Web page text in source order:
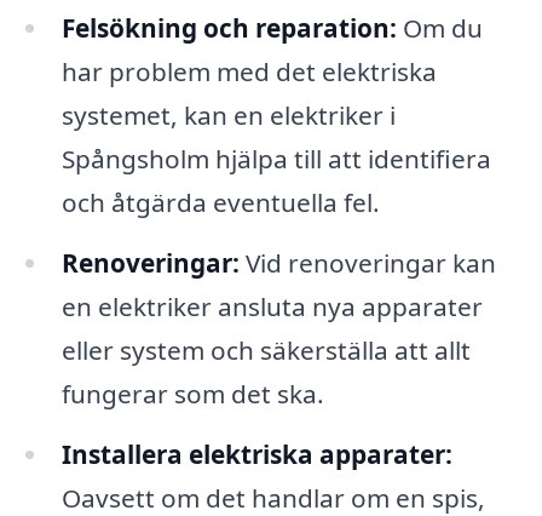
Felsökning och reparation: Om du
har problem med det elektriska
systemet, kan en elektriker i
Spångsholm hjälpa till att identifiera
och åtgärda eventuella fel.
Renoveringar: Vid renoveringar kan
en elektriker ansluta nya apparater
eller system och säkerställa att allt
fungerar som det ska.
Installera elektriska apparater:
Oavsett om det handlar om en spis,